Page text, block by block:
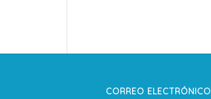
CORREO ELECTRÓNICO